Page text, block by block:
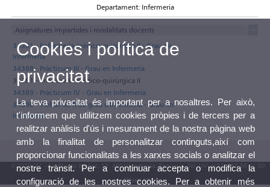
Departament: Infermeria
Asignatures impartides i modalitats docents
34381 - Enfermería médico-quirúrgica II - Grau en
Infermeria
34388 - Pràcticum III - Grau en Infermeria
34381 - Enfermería médico-quirúrgica II
34389 - Pràcticum IV - Grau en Infermeria
34390 - Treball de fi de grau d'Infermeria - Grau en
Infermeria
© 2026 UV. - Av. Blasco Ibáñez, 13. 46010 València. Espanya. Tel. UV: (+34) 963 86 41 00
Bústia UV
Cookies i política de
privacitat
La teva privacitat és important per a nosaltres. Per això,
t'informem que utilitzem cookies pròpies i de tercers per a
realitzar anàlisis d'ús i mesurament de la nostra pàgina web
amb la finalitat de personalitzar continguts,així com
proporcionar funcionalitats a les xarxes socials o analitzar el
nostre trànsit. Per a continuar accepta o modifica la
configuració de les nostres cookies. Per a obtenir més